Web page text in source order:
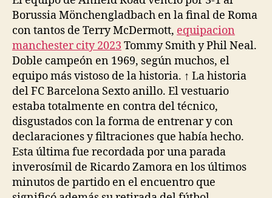
Borussia Mönchengladbach en la final de Roma
con tantos de Terry McDermott, equipacion
manchester city 2023 Tommy Smith y Phil Neal.
Doble campeón en 1969, según muchos, el
equipo más vistoso de la historia. ↑ La historia
del FC Barcelona Sexto anillo. El vestuario
estaba totalmente en contra del técnico,
disgustados con la forma de entrenar y con
declaraciones y filtraciones que había hecho.
Esta última fue recordada por una parada
inverosímil de Ricardo Zamora en los últimos
minutos de partido en el encuentro que